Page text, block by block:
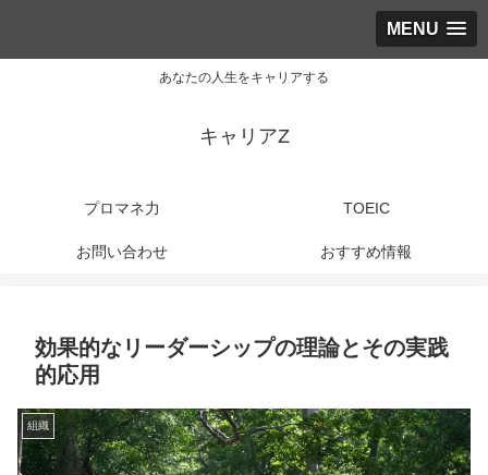
MENU
あなたの人生をキャリアする
キャリアZ
プロマネ力 TOEIC
お問い合わせ おすすめ情報
効果的なリーダーシップの理論とその実践
的応用
組織